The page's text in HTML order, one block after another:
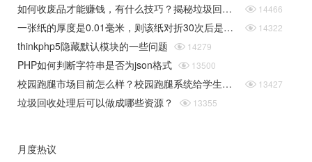
如何收废品才能赚钱，有什么技巧？揭秘垃圾回收行业的一些规则  14466
一张纸的厚度是0.01毫米，则该纸对折30次后是多厚（据说超过珠穆朗玛峰的高度）php实现  14322
thinkphp5隐藏默认模块的一些问题  14279
PHP如何判断字符串是否为json格式  13500
校园跑腿市场目前怎么样？校园跑腿系统给学生带来了哪些便捷？  13427
垃圾回收处理后可以做成哪些资源？  13355
月度热议